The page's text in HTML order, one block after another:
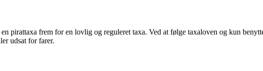
pirattaxa frem for en lovlig og reguleret taxa. Ved at følge taxaloven og kun
udsat for farer.